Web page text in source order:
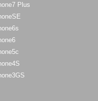
Plus